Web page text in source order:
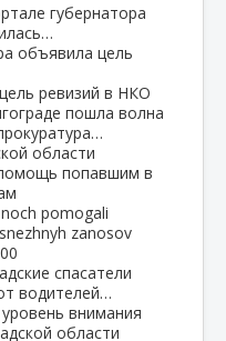
губернатора
объявила цель
пошла волна
области
попавшим в
спасатели
водителей…
внимания
области